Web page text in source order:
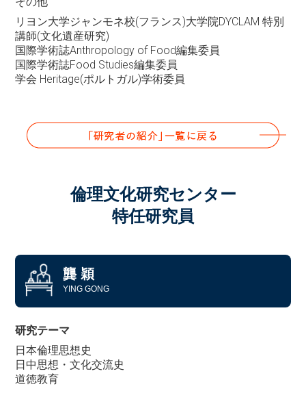
リヨン大学ジャンモネ校(フランス)大学院DYCLAM 特別
講師(文化遺産研究)
国際学術誌Anthropology of Food編集委員
国際学術誌Food Studies編集委員
学会 Heritage(ポルトガル)学術委員
倫理文化研究センター
特任研究員
龔 穎
YING GONG
研究テーマ
日本倫理思想史
日中思想・文化交流史
道徳教育